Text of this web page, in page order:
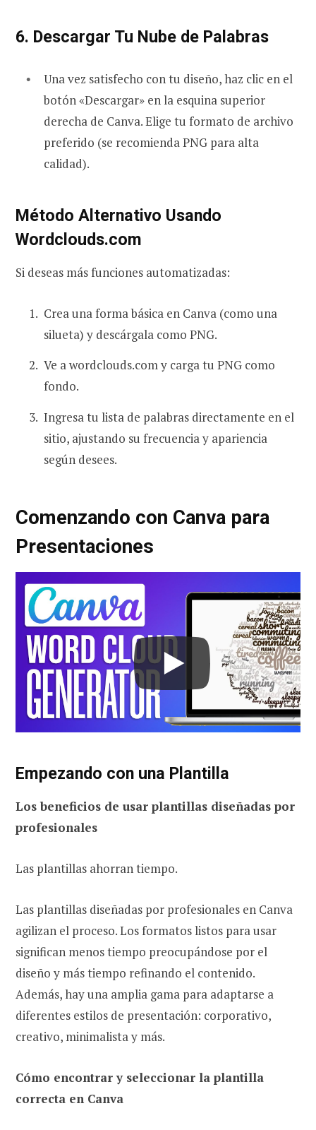
6. Descargar Tu Nube de Palabras
Una vez satisfecho con tu diseño, haz clic en el
botón «Descargar» en la esquina superior
derecha de Canva. Elige tu formato de archivo
preferido (se recomienda PNG para alta
calidad).
Método Alternativo Usando
Wordclouds.com
Si deseas más funciones automatizadas:
Crea una forma básica en Canva (como una
silueta) y descárgala como PNG.
Ve a wordclouds.com y carga tu PNG como
fondo.
Ingresa tu lista de palabras directamente en el
sitio, ajustando su frecuencia y apariencia
según desees.
Comenzando con Canva para
Presentaciones
Empezando con una Plantilla
Los beneficios de usar plantillas diseñadas por
profesionales
Las plantillas ahorran tiempo.
Las plantillas diseñadas por profesionales en Canva
agilizan el proceso. Los formatos listos para usar
significan menos tiempo preocupándose por el
diseño y más tiempo refinando el contenido.
Además, hay una amplia gama para adaptarse a
diferentes estilos de presentación: corporativo,
creativo, minimalista y más.
Cómo encontrar y seleccionar la plantilla
correcta en Canva